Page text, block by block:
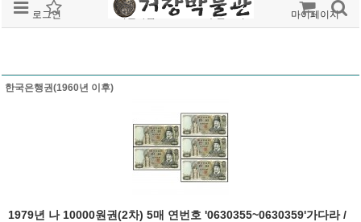
로그인 회원가입 주문조회 마이페이지
한국은행권(1960년 이후)
1979년 나 10000원권(2차) 5매 연번호 '0630355~0630359'가다라 /